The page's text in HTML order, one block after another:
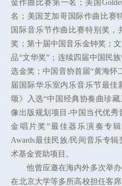
金作曲比赛第一名；美国
名；美国芝加哥国际作曲比赛
国际音乐节作曲比赛特别奖，
奖；第十届中国音乐金钟奖；
品“文华奖”；连续四届中国民
选金奖；中国音协首届“黄海怀
届国际华乐室内乐音乐节最佳
颂》入选“中国经典协奏曲珍
像出版规划项目-中国当代优秀
金唱片奖”最佳器乐演奏专
Awards最佳民族/民间音乐专
术基金资助项目。
他曾应邀在海内外多次举
在北京大学等多所高校担任客